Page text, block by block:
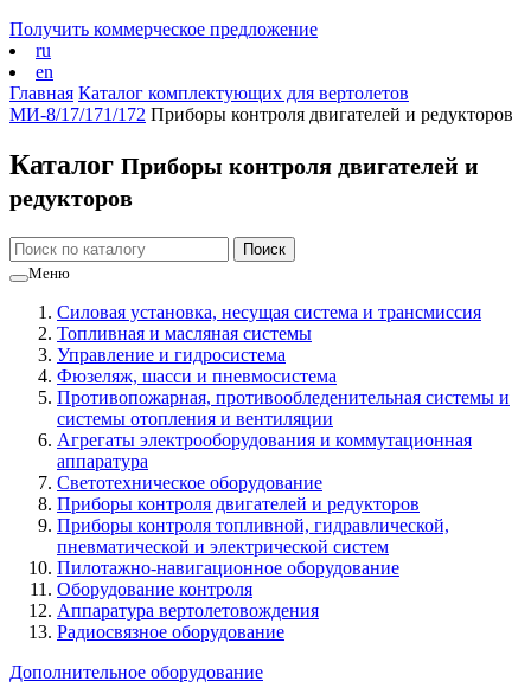
Получить коммерческое предложение
ru
en
Главная Каталог комплектующих для вертолетов
МИ-8/17/171/172 Приборы контроля двигателей и редукторов
Каталог Приборы контроля двигателей и
редукторов
Меню
Силовая установка, несущая система и трансмиссия
Топливная и масляная системы
Управление и гидросистема
Фюзеляж, шасси и пневмосистема
Противопожарная, противообледенительная системы и
системы отопления и вентиляции
Агрегаты электрооборудования и коммутационная
аппаратура
Светотехническое оборудование
Приборы контроля двигателей и редукторов
Приборы контроля топливной, гидравлической,
пневматической и электрической систем
Пилотажно-навигационное оборудование
Оборудование контроля
Аппаратура вертолетовождения
Радиосвязное оборудование
Дополнительное оборудование